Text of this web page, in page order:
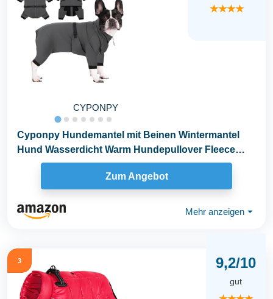
CYPONPY
★★★★
Cyponpy Hundemantel mit Beinen Wintermantel
Hund Wasserdicht Warm Hundepullover Fleece
Hundejacke...
Zum Angebot
Mehr anzeigen ⏷
3 9,2/10
gut